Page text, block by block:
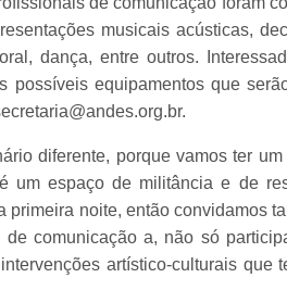
musicais acústicas,
dança, entre outros.
possíveis equipamentos que
diferente, porque vamos ter
um espaço de militância e de
primeira noite, então convidamos
comunicação a, não só
artístico-culturais que